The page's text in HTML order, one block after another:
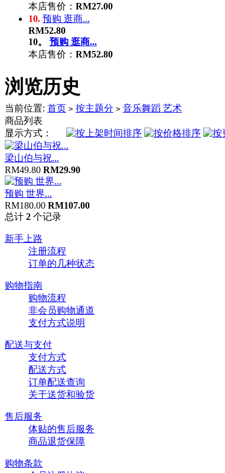
本店售价： RM27.00
10. 预购 逛商...
RM52.80
10。
预购 逛商...
本店售价： RM52.80
浏览历史
当前位置: 首页 > 按主题分 > 音乐舞蹈 艺术
商品列表
显示方式：
梁山伯与祝...
RM49.80 RM29.90
预购 世界...
RM180.00 RM107.00
总计 2 个记录
新手上路
注册流程
订单的几种状态
购物指南
购物流程
非会员购物通道
支付方式说明
配送与支付
支付方式
配送方式
订单配送查询
关于送货和验货
售后服务
体贴的售后服务
商品退货保障
购物条款